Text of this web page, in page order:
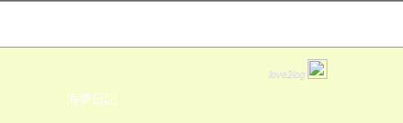
love2log
海夢日記